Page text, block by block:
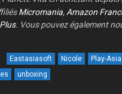
Micromania, Amazon
. Vous pouvez également
Eastasiasoft Nicole
Play-
unboxing